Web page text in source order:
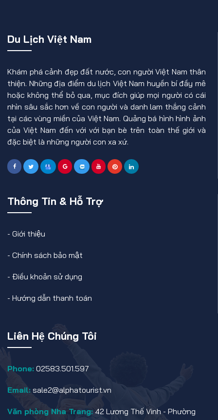
Du Lịch Việt Nam
Khám phá cảnh đẹp đất nước, con người Việt Nam thân
thiện. Những địa điểm du lịch Việt Nam huyền bí đầy mê
hoặc không thể bỏ qua, mục đích giúp mọi người có cái
nhìn sâu sắc hơn về con người và danh lam thắng cảnh
tại các vùng miền của Việt Nam. Quảng bá hình hình ảnh
của Việt Nam đến với với bạn bè trên toàn thế giới và
đặc biệt là những người con xa xứ.
Thông Tin & Hỗ Trợ
- Giới thiệu
- Chính sách bảo mật
- Điều khoản sử dụng
- Hướng dẫn thanh toán
Liên Hệ Chúng Tôi
Phone: 02583.501.597
Email: sale2@alphatourist.vn
Văn phòng Nha Trang:42 Lương Thế Vinh - Phường